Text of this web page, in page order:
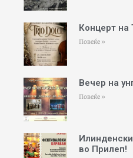
Концерт на
Повеќе »
Вечер на
Повеќе »
во Прилеп!